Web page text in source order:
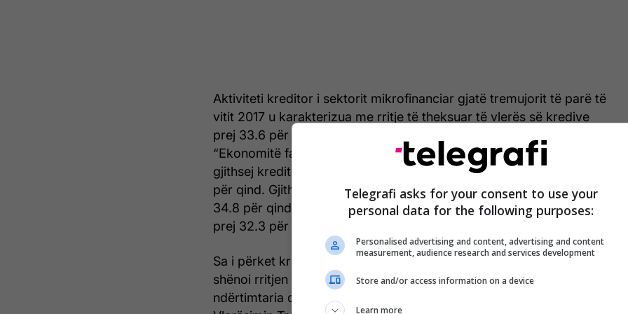
Aktiviteti kreditor i sektorit mikrofinanciar gjatë tremujorit të parë të
vitit 2017 u karakterizua me rritje të theksuar të vlerës së kredive
prej 33.6 për qind.
“Ekonomitë familjare, që kanë një pjesëmarrje prej 65.2 për qind në
gjithsej kreditë e sektorit, u karakterizuan me rritje vjetore prej 34.4
për qind. Gjithashtu, kreditë ndaj ndërmarrjeve, që përfaqësojnë
34.8 për qind të gjithsej kredive të sektorit, shënuan një rritje vjetore
prej 32.3 për qind.
Sa i përket kredive të lëshuara, kategoria ndaj ‘sektorëve tjerë’
shënoi rritjen më të lartë vjetore, pasuar nga bujqësia, tregtia,
ndërtimtaria dhe industria”, thuhet në raportin e BQK-së, për
Telegrafi asks for your consent to use your
personal data for the following purposes:
Personalised advertising and content, advertising and content
measurement, audience research and services development
Store and/or access information on a device
Learn more